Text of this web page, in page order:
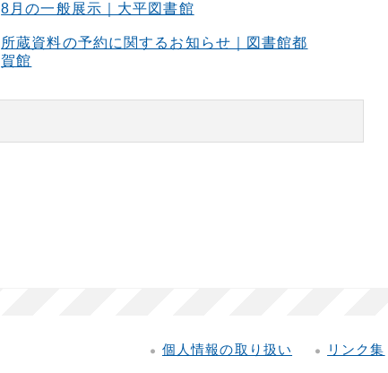
8月の一般展示｜大平図書館
所蔵資料の予約に関するお知らせ｜図書館都
賀館
個人情報の取り扱い リンク集